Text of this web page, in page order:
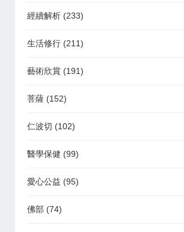
經續解析 (233)
生活修行 (211)
藝術欣賞 (191)
菩薩 (152)
仁波切 (102)
醫學保健 (99)
愛心公益 (95)
佛部 (74)